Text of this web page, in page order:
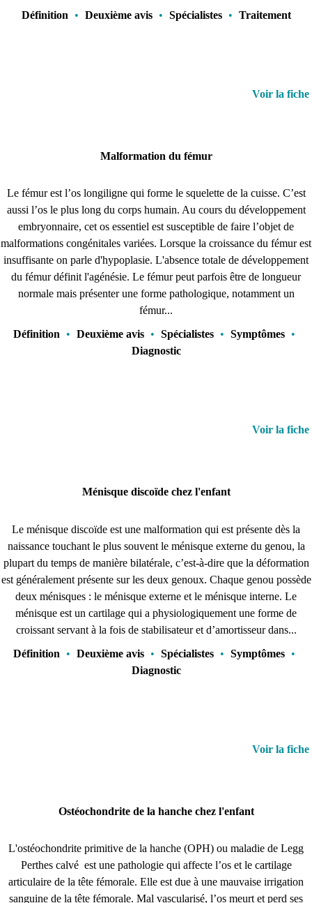
Définition • Deuxième avis • Spécialistes • Traitement
Voir la fiche
Malformation du fémur
Le fémur est l’os longiligne qui forme le squelette de la cuisse. C’est
aussi l’os le plus long du corps humain. Au cours du développement
embryonnaire, cet os essentiel est susceptible de faire l’objet de
malformations congénitales variées. Lorsque la croissance du fémur est
insuffisante on parle d'hypoplasie. L'absence totale de développement
du fémur définit l'agénésie. Le fémur peut parfois être de longueur
normale mais présenter une forme pathologique, notamment un
fémur...
Définition
• Deuxième avis • Spécialistes • Symptômes •
Diagnostic
Voir la fiche
Ménisque discoïde chez l'enfant
Le ménisque discoïde est une malformation qui est présente dès la
naissance touchant le plus souvent le ménisque externe du genou, la
plupart du temps de manière bilatérale, c’est-à-dire que la déformation
est généralement présente sur les deux genoux. Chaque genou possède
deux ménisques : le ménisque externe et le ménisque interne. Le
ménisque est un cartilage qui a physiologiquement une forme de
croissant servant à la fois de stabilisateur et d’amortisseur dans...
Définition
• Deuxième avis • Spécialistes • Symptômes •
Diagnostic
Voir la fiche
Ostéochondrite de la hanche chez l'enfant
L'ostéochondrite primitive de la hanche (OPH) ou maladie de Legg
Perthes calvé est une pathologie qui affecte l’os et le cartilage
articulaire de la tête fémorale. Elle est due à une mauvaise irrigation
sanguine de la tête fémorale. Mal vascularisé, l’os meurt et perd ses